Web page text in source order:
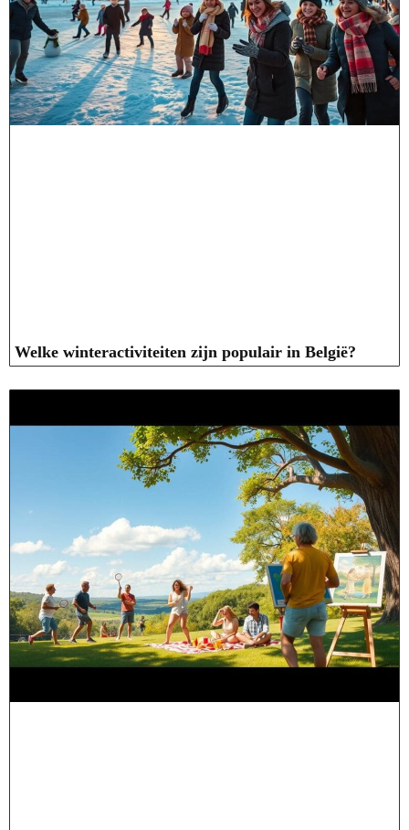
Welke winteractiviteiten zijn populair in België?